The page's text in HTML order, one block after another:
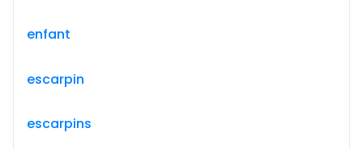
enfant
escarpin
escarpins